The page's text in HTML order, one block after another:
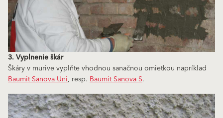
3. Vyplnenie škár
Škáry v murive vyplňte vhodnou sanačnou omietkou napríklad
Baumit Sanova Uni, resp. Baumit Sanova S.